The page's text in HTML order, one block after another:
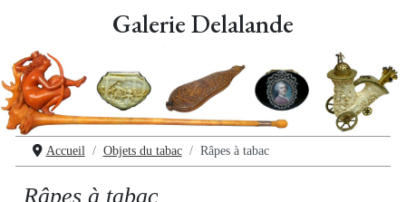
Galerie Delalande
Accueil Objets du tabac Râpes à tabac
Râpes à tabac